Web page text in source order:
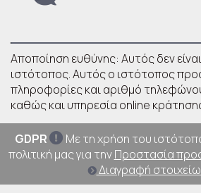
Αποποίηση ευθύνης: Αυτός δεν
ιστότοπος. Αυτός ο ιστότοπος
πληροφορίες και αριθμό
καθώς και υπηρεσία online
GDPR
Με τη χρήση του
πολιτική μας για τηνΠροστασία
Διαγραφή